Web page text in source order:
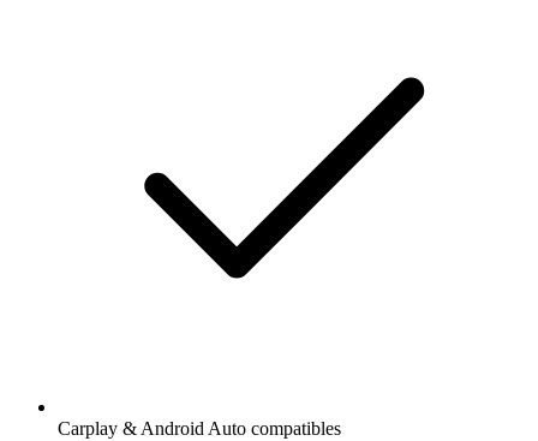
Carplay & Android Auto compatibles